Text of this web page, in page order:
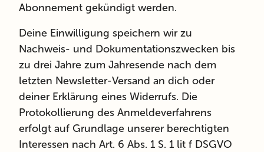
Abonnement gekündigt werden.
Deine Einwilligung speichern wir zu
Nachweis- und Dokumentationszwecken bis
zu drei Jahre zum Jahresende nach dem
letzten Newsletter-Versand an dich oder
deiner Erklärung eines Widerrufs. Die
Protokollierung des Anmeldeverfahrens
erfolgt auf Grundlage unserer berechtigten
Interessen nach Art. 6 Abs. 1 S. 1 lit f DSGVO